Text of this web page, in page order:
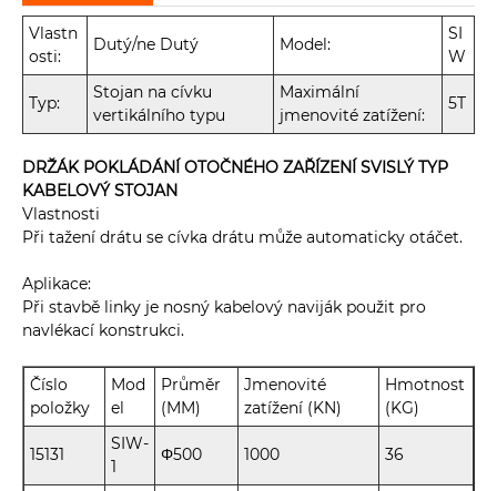
Vlastn
osti:
Dutý/ne Dutý Model:
SI
W
Typ:
Stojan na cívku
vertikálního typu
Maximální
jmenovité zatížení:
5T
DRŽÁK POKLÁDÁNÍ OTOČNÉHO ZAŘÍZENÍ SVISLÝ TYP
KABELOVÝ STOJAN
Vlastnosti
Při tažení drátu se cívka drátu může automaticky otáčet.
Aplikace:
Při stavbě linky je nosný kabelový naviják použit pro
navlékací konstrukci.
Číslo
položky
Mod
el
Průměr
(MM)
Jmenovité
zatížení (KN)
Hmotnost
(KG)
15131
SIW-
1
Φ500 1000 36